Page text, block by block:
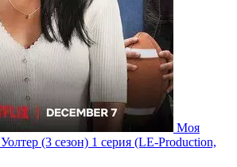
Моя
(3 сезон) 1 серия (LE-Production,